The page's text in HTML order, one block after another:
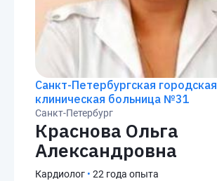
Санкт-Петербургская городская
клиническая больница №31
Санкт-Петербург
Краснова Ольга
Александровна
Кардиолог • 22 года опыта